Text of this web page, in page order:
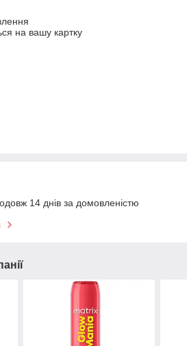
на вашу картку
14 днів за домовленістю